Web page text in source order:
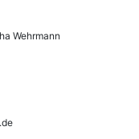
Wehrmann